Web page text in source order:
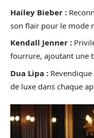
Hailey Bieber :
son flair pour le mode
Kendall Jenner :
fourrure, ajoutant une
Dua Lipa :
de luxe dans chaque